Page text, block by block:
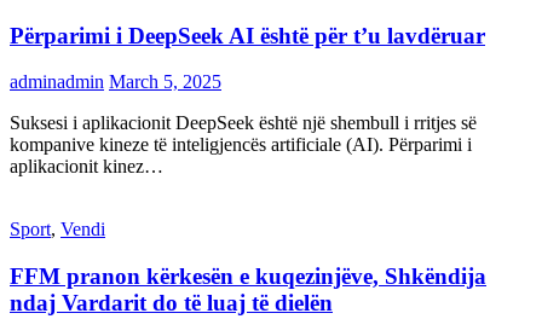
Përparimi i DeepSeek AI është për t’u lavdëruar
adminadmin March 5, 2025
Suksesi i aplikacionit DeepSeek është një shembull i rritjes së
kompanive kineze të inteligjencës artificiale (AI). Përparimi i
aplikacionit kinez…
Sport, Vendi
FFM pranon kërkesën e kuqezinjëve, Shkëndija
ndaj Vardarit do të luaj të dielën